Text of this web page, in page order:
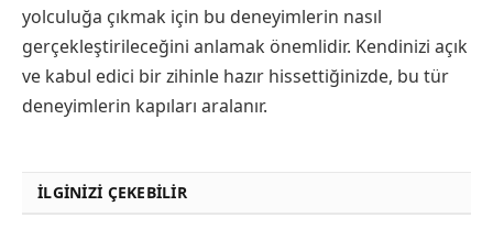
yolculuğa çıkmak için bu deneyimlerin nasıl
gerçekleştirileceğini anlamak önemlidir. Kendinizi açık
ve kabul edici bir zihinle hazır hissettiğinizde, bu tür
deneyimlerin kapıları aralanır.
İLGINIZI ÇEKEBILIR